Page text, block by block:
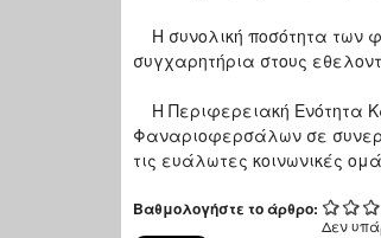
Η συνολική ποσότητα των
συγχαρητήρια στους
Η Περιφερειακή Ενότητα
Φαναριοφερσάλων σε
τις ευάλωτες κοινωνικές
Βαθμολογήστε το άρθρο:
Δεν